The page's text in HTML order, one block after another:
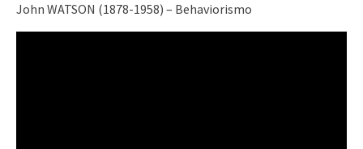
John WATSON (1878-1958) – Behaviorismo